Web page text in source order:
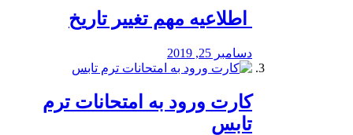
️ اطلاعیه مهم تغییر تاریخ
دسامبر 25, 2019
کارت ورود به امتحانات ترم
تابس